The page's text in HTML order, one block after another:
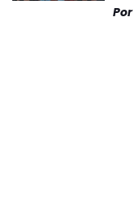
Por